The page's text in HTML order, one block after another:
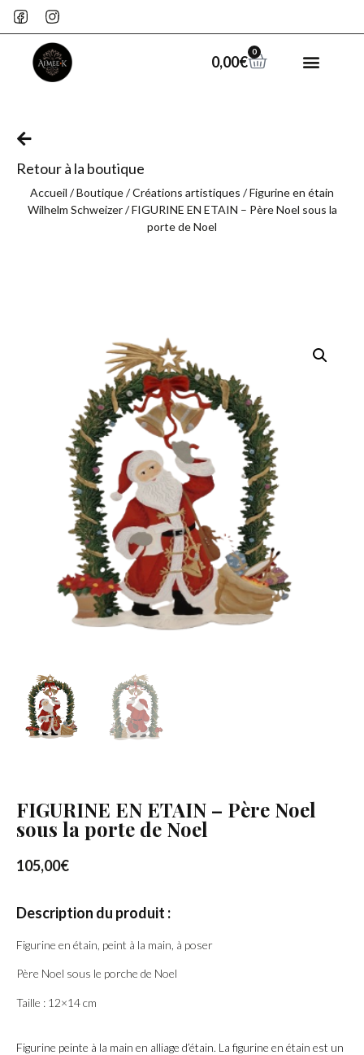
0,00€
0
Retour à la boutique
Accueil /Boutique/Créations artistiques /Figurine en étain
Wilhelm Schweizer/ FIGURINE EN ETAIN – Père Noel sous la
porte de Noel
FIGURINE EN ETAIN – Père Noel
sous la porte de Noel
105,00€
Description du produit :
Figurine en étain, peint à la main, à poser
Père Noel sous le porche de Noel
Taille : 12×14 cm
Figurine peinte à la main en alliage d’étain. La figurine en étain est un